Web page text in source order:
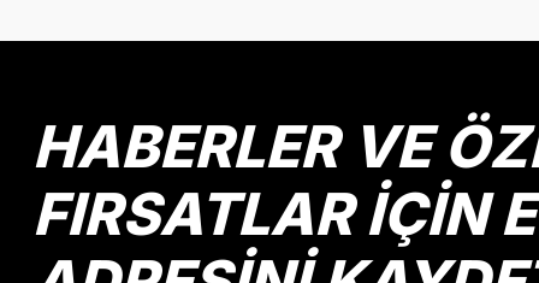
Ürün resmi kalitesiz, bozuk veya görüntülenemiyor.
Ürün fiyatı diğer sitelerden daha pahalı.
HABERLER VE
FIRSATLAR İÇİN